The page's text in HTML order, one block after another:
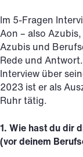
Im 5-Fragen
Aon – also
Azubis und
Rede und
Interview über
2023 ist er als
Ruhr tätig.
1. Wie hast du dir
(vor deinem